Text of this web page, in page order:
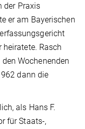
der Praxis
er am Bayerischen
Rasch
Wochenenden
dann die
als Hans F.
für Staats-,